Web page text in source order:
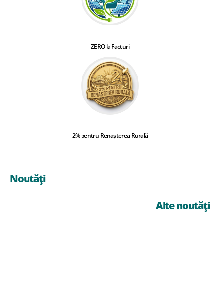
ZERO la Facturi
2% pentru Renașterea Rurală
Noutăți
Alte noutăți